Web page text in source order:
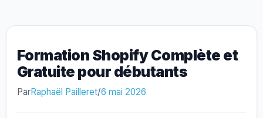
Formation Shopify Complète et
Gratuite pour débutants
ParRaphaël Pailleret/6 mai 2026